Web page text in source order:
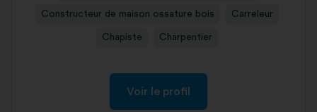
Constructeur de maison ossature bois Carreleur
Chapiste Charpentier
Voir le profil